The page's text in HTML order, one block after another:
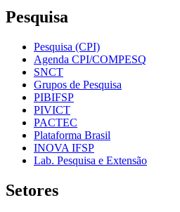
Pesquisa
Pesquisa (CPI)
Agenda CPI/COMPESQ
SNCT
Grupos de Pesquisa
PIBIFSP
PIVICT
PACTEC
Plataforma Brasil
INOVA IFSP
Lab. Pesquisa e Extensão
Setores